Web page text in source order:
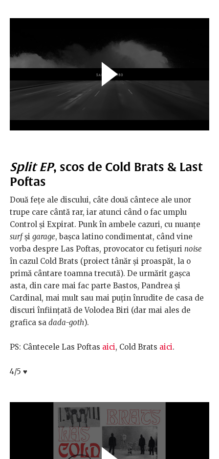
Split EP, scos de Cold Brats & Last
Poftas
Două fețe ale discului, câte două cântece ale unor
trupe care cântă rar, iar atunci când o fac umplu
Control și Expirat. Punk în ambele cazuri, cu nuanțe
surfși garage, bașca latino condimentat, când vine
vorba despre Las Poftas, provocator cu fetișuri noise
în cazul Cold Brats (proiect tânăr și proaspăt, la o
primă cântare toamna trecută). De urmărit gașca
asta, din care mai fac parte Bastos, Pandrea și
Cardinal, mai mult sau mai puțin înrudite de casa de
discuri înființată de Volodea Biri (dar mai ales de
grafica sa dada-goth).
PS: Cântecele Las Poftas aici, Cold Brats aici.
4/5 ♥